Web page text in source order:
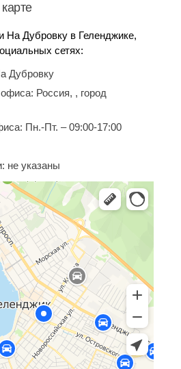
На Дубровку в Геленджике,
сетях:
Дубровку
Россия, , город
Пн.-Пт. – 09:00-17:00
не указаны